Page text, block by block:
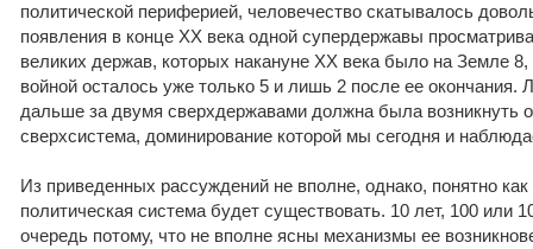
политической периферией, человечество скатывалось
появления в конце XX века одной супердержавы
великих держав, которых накануне XX века было на Земле
войной осталось уже только 5 и лишь 2 после ее окончания.
дальше за двумя сверхдержавами должна была возникнуть
сверхсистема, доминирование которой мы сегодня и
Из приведенных рассуждений не вполне, однако, понятно как
политическая система будет существовать. 10 лет, 100 или
очередь потому, что не вполне ясны механизмы ее